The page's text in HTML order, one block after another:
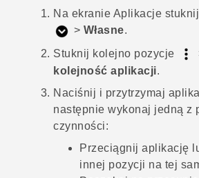
Na ekranie Aplikacje
> Własne.
Stuknij kolejno pozycje
kolejność aplikacji.
Naciśnij i przytrzymaj
następnie wykonaj jedną z
czynności:
Przeciągnij aplikację
innej pozycji na tej